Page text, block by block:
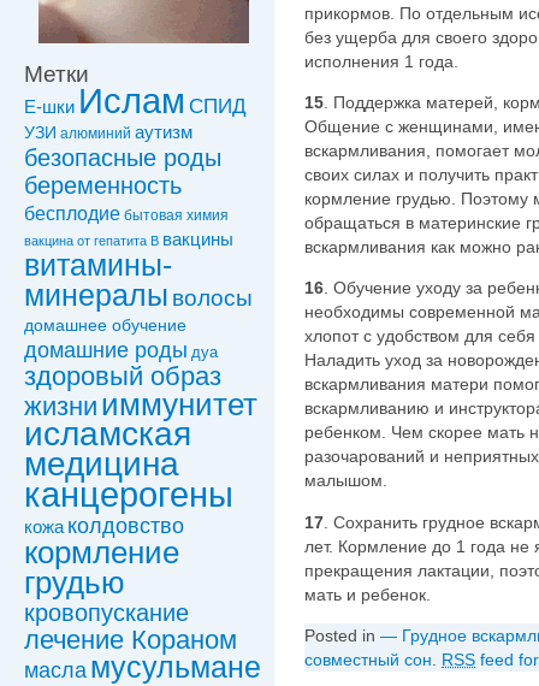
Метки
Е-шки Ислам СПИД
УЗИ алюминий аутизм
безопасные роды
беременность
бесплодие бытовая химия
вакцинa от гепатита В вакцины
витамины-
минералы волосы
домашнее обучение
домашние роды дуа
здоровый образ
жизни иммунитет
исламская
медицина
канцерогены
кожа колдовствo
кормление
грудью
кровопускание
лечение Кораном
масла мусульмане
прикормов. По отдельным
без ущерба для своего
исполнения 1 года.
15 . Поддержка матерей,
Общение с женщинами,
вскармливания, помогает
своих силах и получить
кормление грудью.
обращаться в материнские
вскармливания как можно
16. Обучение уходу за
необходимы современной
хлопот с удобством для
Наладить уход за
вскармливания матери
вскармливанию и
ребенком. Чем скорее мать
разочарований и
малышом.
17 . Сохранить грудное
лет. Кормление до 1 года не
прекращения лактации,
мать и ребенок.
Posted in — Грудное
совместный сон. RSS feed